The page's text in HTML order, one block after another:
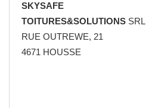
SKYSAFE
TOITURES&SOLUTIONS SRL
RUE OUTREWE, 21
4671 HOUSSE